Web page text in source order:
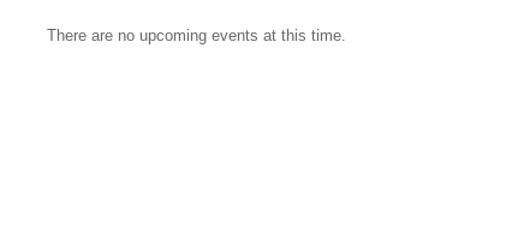
There are no upcoming events at this time.